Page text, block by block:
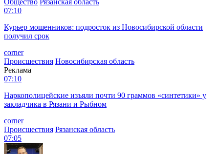
07:10
Курьер мошенников: подросток из Новосибирской области
получил срок
corner
Происшествия Новосибирская область
Реклама
07:10
Наркополицейские изъяли почти 90 граммов «синтетики» у
закладчика в Рязани и Рыбном
corner
Происшествия Рязанская область
07:05